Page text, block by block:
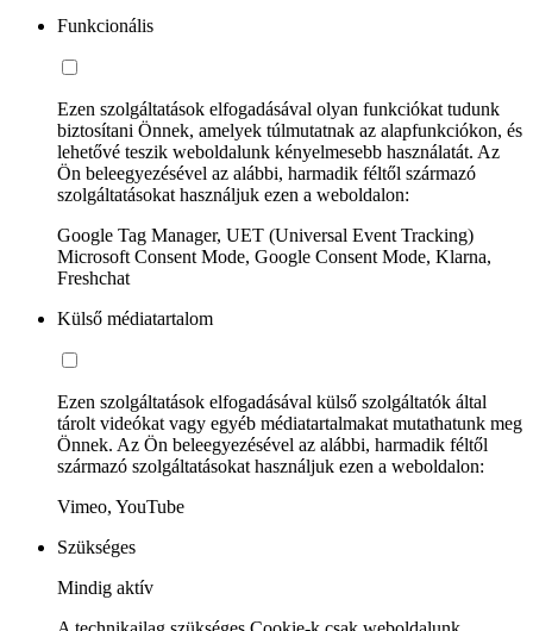
Funkcionális
Ezen szolgáltatások elfogadásával olyan funkciókat tudunk
biztosítani Önnek, amelyek túlmutatnak az alapfunkciókon, és
lehetővé teszik weboldalunk kényelmesebb használatát. Az
Ön beleegyezésével az alábbi, harmadik féltől származó
szolgáltatásokat használjuk ezen a weboldalon:
Google Tag Manager, UET (Universal Event Tracking)
Microsoft Consent Mode, Google Consent Mode, Klarna,
Freshchat
Külső médiatartalom
Ezen szolgáltatások elfogadásával külső szolgáltatók által
tárolt videókat vagy egyéb médiatartalmakat mutathatunk meg
Önnek. Az Ön beleegyezésével az alábbi, harmadik féltől
származó szolgáltatásokat használjuk ezen a weboldalon:
Vimeo, YouTube
Szükséges
Mindig aktív